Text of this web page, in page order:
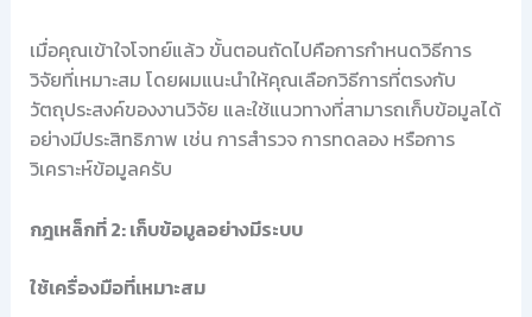
เมื่อคุณเข้าใจโจทย์แล้ว ขั้นตอนถัดไปคือการกำหนดวิธีการ
วิจัยที่เหมาะสม โดยผมแนะนำให้คุณเลือกวิธีการที่ตรงกับ
วัตถุประสงค์ของงานวิจัย และใช้แนวทางที่สามารถเก็บข้อมูลได้
อย่างมีประสิทธิภาพ เช่น การสำรวจ การทดลอง หรือการ
วิเคราะห์ข้อมูลครับ
กฎเหล็กที่ 2: เก็บข้อมูลอย่างมีระบบ
ใช้เครื่องมือที่เหมาะสม